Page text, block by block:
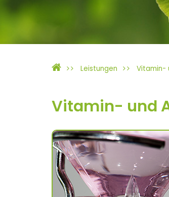
Leistungen Vitamin-
Vitamin- und